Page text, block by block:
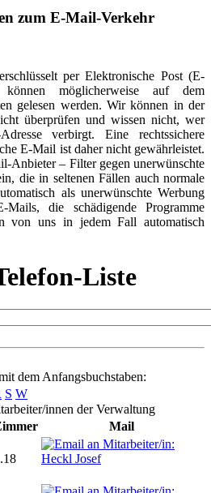
zum E-Mail-Verkehr
per Elektronische Post (E-
möglicherweise auf dem
gelesen werden. Wir können in der
überprüfen und wissen nicht, wer
verbirgt. Eine rechtssichere
E-Mail ist daher nicht gewährleistet.
Anbieter – Filter gegen unerwünschte
die in seltenen Fällen auch normale
als unerwünschte Werbung
die schädigende Programme
von uns in jedem Fall automatisch
Liste
dem Anfangsbuchstaben:
S W
innen der Verwaltung
Mail